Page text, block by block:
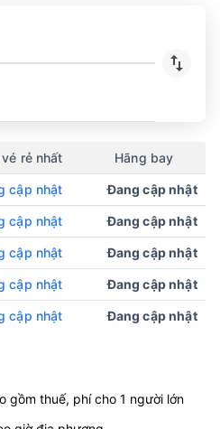
vé rẻ nhất Hãng bay
cập nhật Đang cập nhật
cập nhật Đang cập nhật
cập nhật Đang cập nhật
cập nhật Đang cập nhật
cập nhật Đang cập nhật
gồm thuế, phí cho 1 người lớn